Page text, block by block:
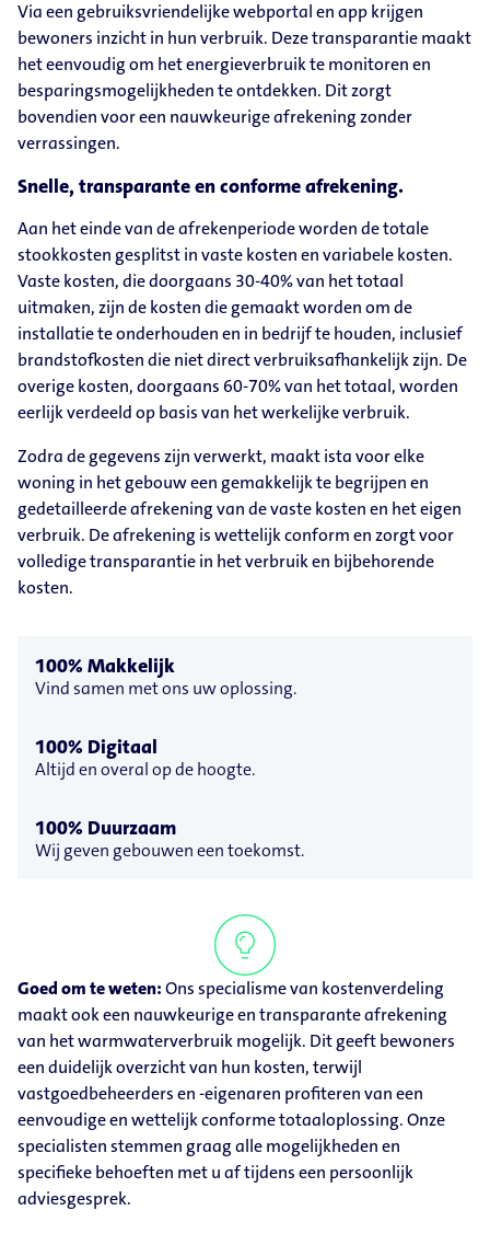
Via een gebruiksvriendelijke webportal en app krijgen
bewoners inzicht in hun verbruik. Deze transparantie maakt
het eenvoudig om het energieverbruik te monitoren en
besparingsmogelijkheden te ontdekken. Dit zorgt
bovendien voor een nauwkeurige afrekening zonder
verrassingen.
Snelle, transparante en conforme afrekening.
Aan het einde van de afrekenperiode worden de totale
stookkosten gesplitst in vaste kosten en variabele kosten.
Vaste kosten, die doorgaans 30-40% van het totaal
uitmaken, zijn de kosten die gemaakt worden om de
installatie te onderhouden en in bedrijf te houden, inclusief
brandstofkosten die niet direct verbruiksafhankelijk zijn. De
overige kosten, doorgaans 60-70% van het totaal, worden
eerlijk verdeeld op basis van het werkelijke verbruik.
Zodra de gegevens zijn verwerkt, maakt ista voor elke
woning in het gebouw een gemakkelijk te begrijpen en
gedetailleerde afrekening van de vaste kosten en het eigen
verbruik. De afrekening is wettelijk conform en zorgt voor
volledige transparantie in het verbruik en bijbehorende
kosten.
100% Makkelijk
Vind samen met ons uw oplossing.
100% Digitaal
Altijd en overal op de hoogte.
100% Duurzaam
Wij geven gebouwen een toekomst.
Goed om te weten:Ons specialisme van kostenverdeling
maakt ook een nauwkeurige en transparante afrekening
van het warmwaterverbruik mogelijk. Dit geeft bewoners
een duidelijk overzicht van hun kosten, terwijl
vastgoedbeheerders en -eigenaren profiteren van een
eenvoudige en wettelijk conforme totaaloplossing. Onze
specialisten stemmen graag alle mogelijkheden en
specifieke behoeften met u af tijdens een persoonlijk
adviesgesprek.